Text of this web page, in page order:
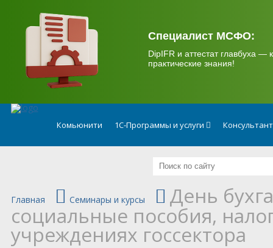
Специалист МСФО:
DipIFR и аттестат главбуха —
практические знания!
Комьюнити 1С-Программы и услуги
Главная Семинары и курсы День
социальные пособия,
учреждениях госсектора